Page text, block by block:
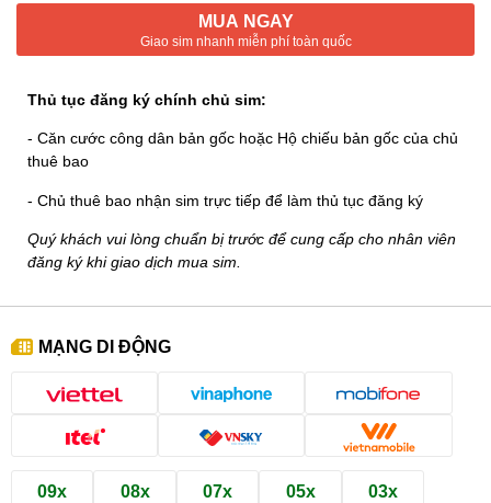
MUA NGAY
Giao sim nhanh miễn phí toàn quốc
Thủ tục đăng ký chính chủ sim:
- Căn cước công dân bản gốc hoặc Hộ chiếu bản gốc của chủ
thuê bao
- Chủ thuê bao nhận sim trực tiếp để làm thủ tục đăng ký
Quý khách vui lòng chuẩn bị trước để cung cấp cho nhân viên
đăng ký khi giao dịch mua sim.
MẠNG DI ĐỘNG
09x 08x 07x 05x 03x